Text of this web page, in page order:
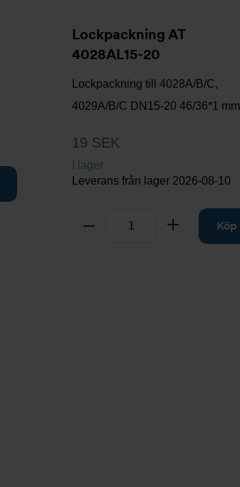
Lockpackning AT
4028AL15-20
Lockpackning till 4028A/B/C,
4029A/B/C DN15-20 46/36*1 mm
19 SEK
I lager
Leverans från lager 2026-08-10
Ta bort Lägg tillKöp